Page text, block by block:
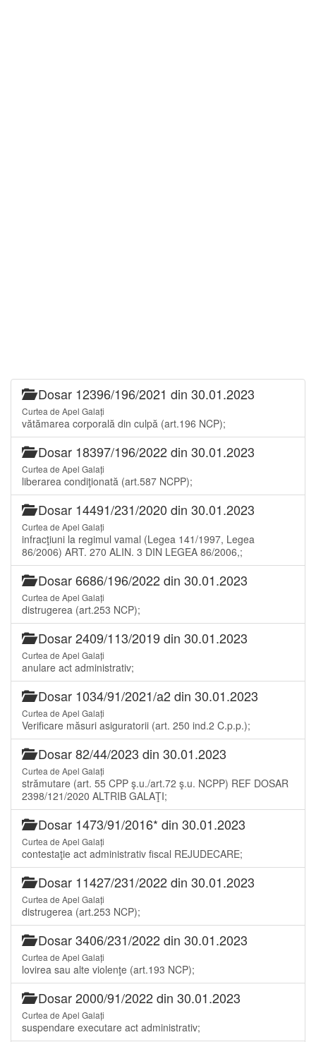
Dosar 12396/196/2021 din 30.01.2023
Curtea de Apel Galați
vătămarea corporală din culpă (art.196 NCP);
Dosar 18397/196/2022 din 30.01.2023
Curtea de Apel Galați
liberarea condiţionată (art.587 NCPP);
Dosar 14491/231/2020 din 30.01.2023
Curtea de Apel Galați
infracţiuni la regimul vamal (Legea 141/1997, Legea
86/2006) ART. 270 ALIN. 3 DIN LEGEA 86/2006,;
Dosar 6686/196/2022 din 30.01.2023
Curtea de Apel Galați
distrugerea (art.253 NCP);
Dosar 2409/113/2019 din 30.01.2023
Curtea de Apel Galați
anulare act administrativ;
Dosar 1034/91/2021/a2 din 30.01.2023
Curtea de Apel Galați
Verificare măsuri asiguratorii (art. 250 ind.2 C.p.p.);
Dosar 82/44/2023 din 30.01.2023
Curtea de Apel Galați
strămutare (art. 55 CPP ş.u./art.72 ş.u. NCPP) REF DOSAR
2398/121/2020 ALTRIB GALAŢI;
Dosar 1473/91/2016* din 30.01.2023
Curtea de Apel Galați
contestaţie act administrativ fiscal REJUDECARE;
Dosar 11427/231/2022 din 30.01.2023
Curtea de Apel Galați
distrugerea (art.253 NCP);
Dosar 3406/231/2022 din 30.01.2023
Curtea de Apel Galați
lovirea sau alte violenţe (art.193 NCP);
Dosar 2000/91/2022 din 30.01.2023
Curtea de Apel Galați
suspendare executare act administrativ;